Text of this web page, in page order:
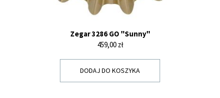
Zegar 3286 GO "Sunny"
Cena
459,00 zł
DODAJ DO KOSZYKA